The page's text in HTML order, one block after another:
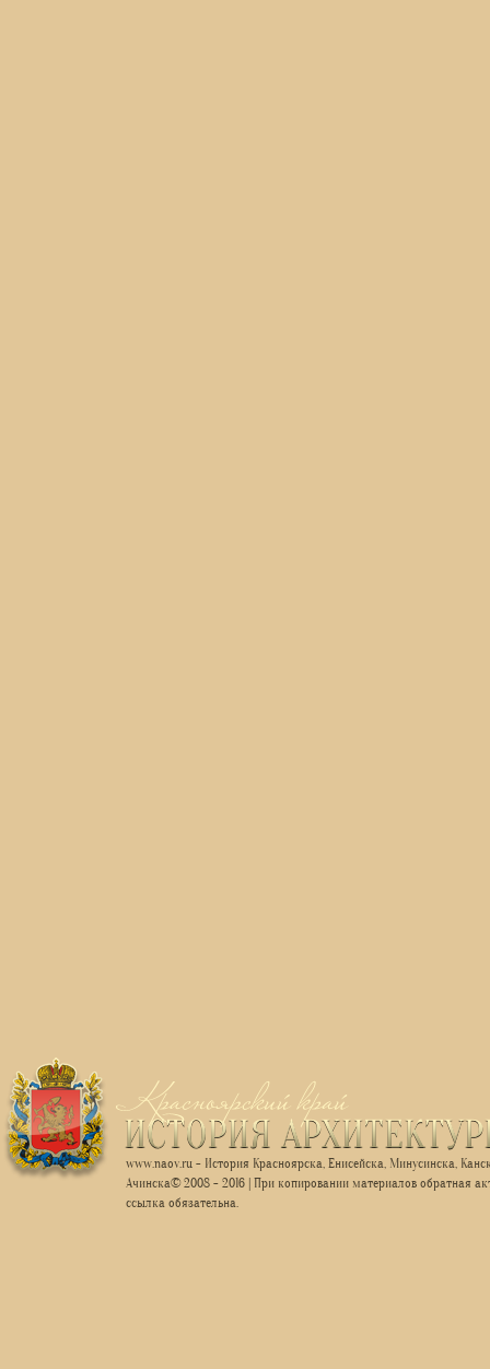
www.naov.ru - История Красноярска, Енисейска, Минусинска,
Ачинска© 2008 - 2016 | При копировании материалов обратная
ссылка обязательна.